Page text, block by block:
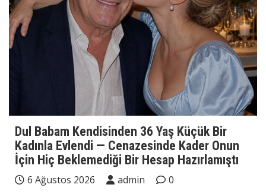
Dul Babam Kendisinden 36 Yaş Küçük Bir
Kadınla Evlendi — Cenazesinde Kader Onun
İçin Hiç Beklemediği Bir Hesap Hazırlamıştı
6 Ağustos 2026 admin
0